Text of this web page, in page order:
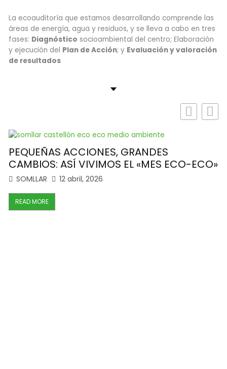
La ecoauditoría que estamos desarrollando comprende las
áreas de energía, agua y residuos, y se lleva a cabo en tres
fases: Diagnóstico socioambiental del centro; Elaboración
y ejecución del Plan de Acción; y Evaluación y valoración
de resultados
PEQUEÑAS ACCIONES, GRANDES
CAMBIOS: ASÍ VIVIMOS EL «MES ECO-ECO»
SOMLLAR 12 abril, 2026
READ MORE